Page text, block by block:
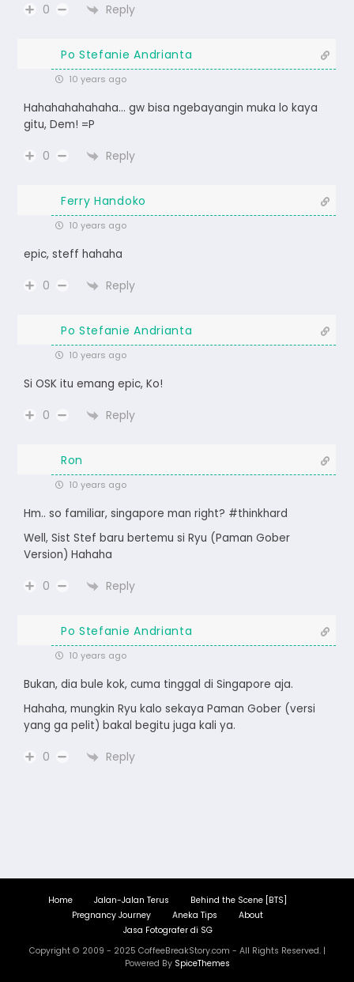
0 Reply
Po Stefanie Andrianta
10 years ago
Hahahahahahaha… gw bisa ngebayangin muka lo kaya
gitu, Dem! =P
0 Reply
Ferry Handoko
10 years ago
epic, steff hahaha
0 Reply
Po Stefanie Andrianta
10 years ago
Si OSK itu emang epic, Ko!
0 Reply
Ron
10 years ago
Hm.. so familiar, singapore man right? #thinkhard
Well, Sist Stef baru bertemu si Ryu (Paman Gober
Version) Hahaha
0 Reply
Po Stefanie Andrianta
10 years ago
Bukan, dia bule kok, cuma tinggal di Singapore aja.
Hahaha, mungkin Ryu kalo sekaya Paman Gober (versi
yang ga pelit) bakal begitu juga kali ya.
0 Reply
Home Jalan-Jalan Terus
Behind the Scene [BTS]
Pregnancy Journey
Aneka Tips
About
Jasa Fotografer di SG
Copyright © 2009 - 2025 CoffeeBreakStory.com - All Rights Reserved. |
Powered By SpiceThemes